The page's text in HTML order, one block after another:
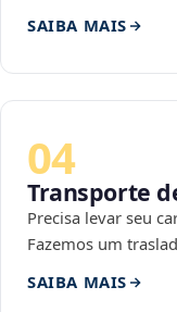
SAIBA MAIS
04
Transporte
Precisa levar seu
Fazemos um
SAIBA MAIS